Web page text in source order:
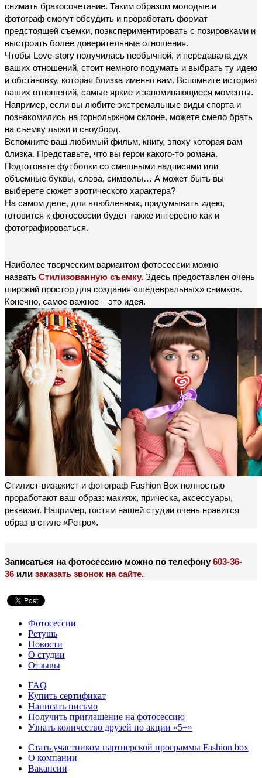
снимать бракосочетание. Таким образом молодые и
фотограф смогут обсудить и проработать формат
предстоящей съемки, поэкспериментировать с позировками и
выстроить более доверительные отношения.
Чтобы Love-story получилась необычной, и передавала дух
ваших отношений, стоит немного подумать и выбрать ту идею
и обстановку, которая близка именно вам. Вспомните историю
ваших отношений, самые яркие и запоминающиеся моменты.
Например, если вы любите экстремальные виды спорта и
познакомились на горнолыжном склоне, можете смело брать
на съемку лыжи и сноуборд.
Вспомните ваш любимый фильм, книгу, эпоху которая вам
близка. Представьте, что вы герои какого-то романа.
Подготовьте футболки со смешными надписями или
объемные буквы, слова, символы… А может быть вы
выберете сюжет эротического характера?
На самом деле, для влюбленных, придумывать идею,
готовится к фотосессии будет также интересно как и
фотографироваться.
Наиболее творческим вариантом фотосессии можно
назвать Стилизованную съемку. Здесь предоставлен очень
широкий простор для создания «шедевральных» снимков.
Конечно, самое важное – это идея.
Стилист-визажист и фотограф Fashion Box полностью
проработают ваш образ: макияж, прическа, аксессуары,
реквизит. Например, гостям нашей студии очень нравится
образ в стиле «Ретро».
Записаться на фотосессию можно по телефону 603-36-
36 или заказать звонок на сайте.
Фотосессии
Ретушь
Новости
О студии
Отзывы
FAQ
Купить сертификат
Написать письмо
Получить приглашение на фотосессию
Узнать количество друзей по акции «5+»
Стать участником партнерской программы Fashion box
О компании
Вакансии